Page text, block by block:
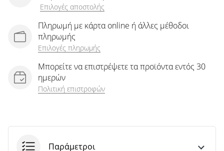
Επιλογές αποστολής
Πληρωμή με κάρτα online ή άλλες μέθοδοι
πληρωμής
Επιλογές πληρωμής
Μπορείτε να επιστρέψετε τα προϊόντα εντός 30
ημερών
Πολιτική επιστροφών
Παράμετροι